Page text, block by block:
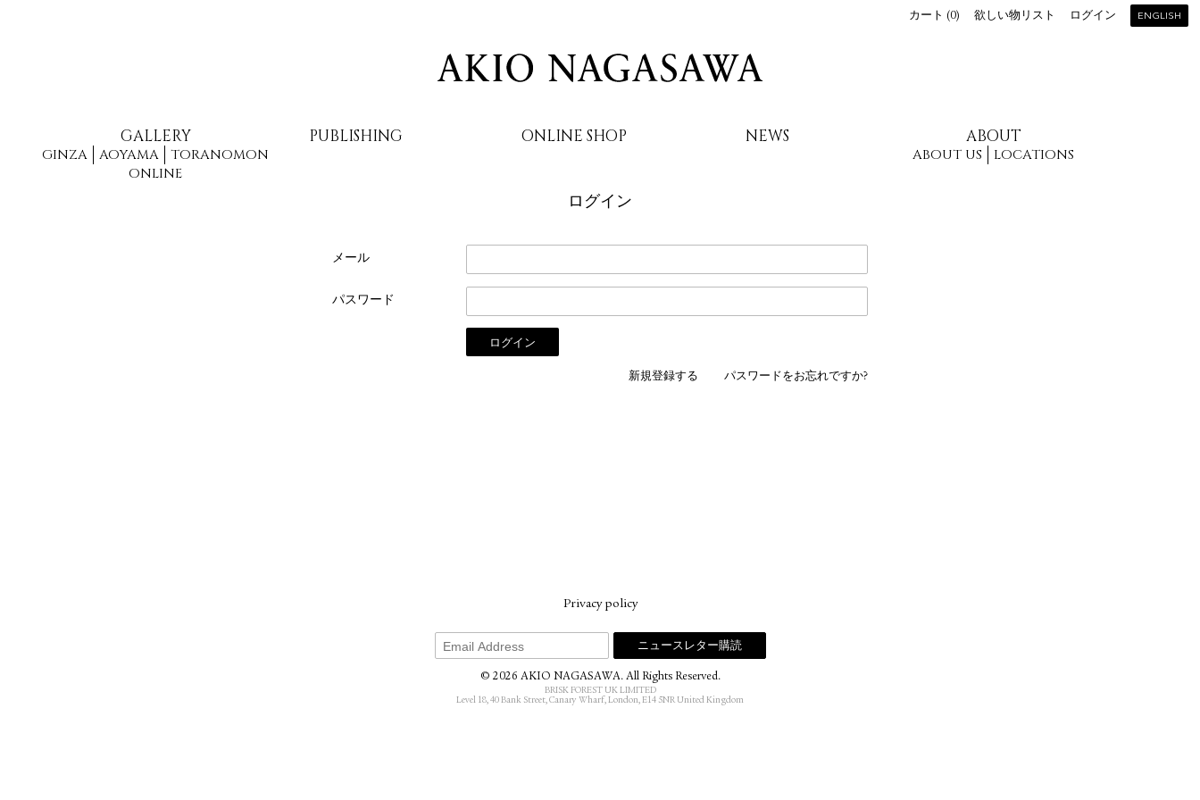
GALLERY
GINZA AOYAMA
TORANOMON
ONLINE
PUBLISHING ONLINE SHOP NEWS ABOUT
ABOUT US LOCATIONS
カート (0) 欲しい物リスト ログイン ENGLISH
ログイン
メール
パスワード
新規登録する パスワードをお忘れですか?
Privacy policy
© 2026 AKIO NAGASAWA. All Rights Reserved.
BRISK FOREST UK LIMITED
Level 18, 40 Bank Street, Canary Wharf, London, E14 5NR United Kingdom